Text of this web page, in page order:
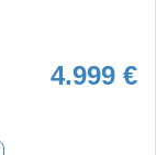
4.999 €